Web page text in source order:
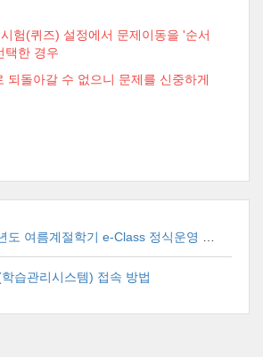
험(퀴즈) 설정에서 문제이동을 '순서
택한 경우
돌아갈 수 없으니 문제를 신중하게
여름계절학기 e-Class 정식운영 안내
습관리시스템) 접속 방법